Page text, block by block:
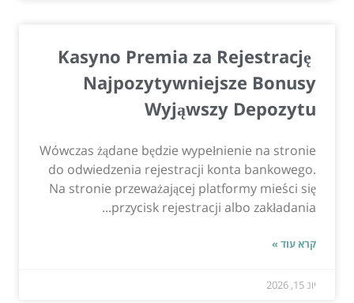
Kasyno Premia za Rejestrację ️
Najpozytywniejsze Bonusy
Wyjąwszy Depozytu
Wówczas żądane będzie wypełnienie na stronie
do odwiedzenia rejestracji konta bankowego.
Na stronie przeważającej platformy mieści się
przycisk rejestracji albo zakładania...
קרא עוד »
יונ 15, 2026